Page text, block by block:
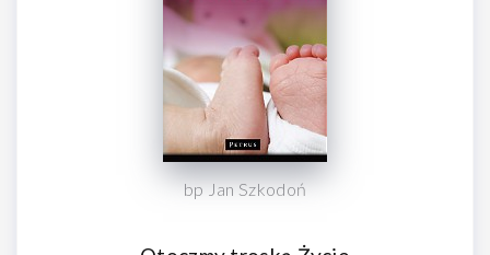
bp Jan Szkodoń